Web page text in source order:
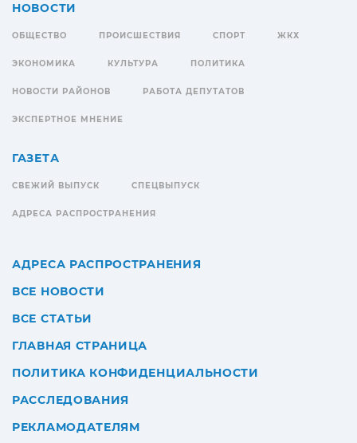
НОВОСТИ
ОБЩЕСТВО ПРОИСШЕСТВИЯ СПОРТ ЖКХ
ЭКОНОМИКА КУЛЬТУРА ПОЛИТИКА
НОВОСТИ РАЙОНОВ РАБОТА ДЕПУТАТОВ
ЭКСПЕРТНОЕ МНЕНИЕ
ГАЗЕТА
СВЕЖИЙ ВЫПУСК СПЕЦВЫПУСК
АДРЕСА РАСПРОСТРАНЕНИЯ
АДРЕСА РАСПРОСТРАНЕНИЯ
ВСЕ НОВОСТИ
ВСЕ СТАТЬИ
ГЛАВНАЯ СТРАНИЦА
ПОЛИТИКА КОНФИДЕНЦИАЛЬНОСТИ
РАССЛЕДОВАНИЯ
РЕКЛАМОДАТЕЛЯМ